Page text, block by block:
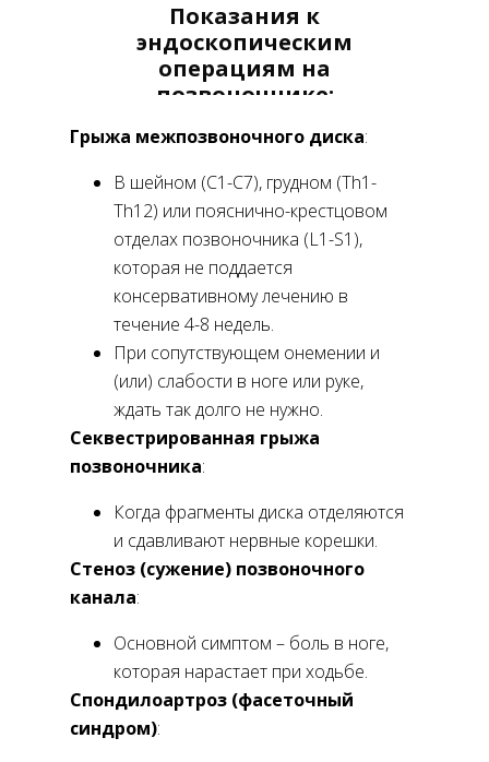
Показания к
эндоскопическим
операциям на
позвоночнике:
Грыжа межпозвоночного диска:
В шейном (С1-С7), грудном (Th1-
Th12) или пояснично-крестцовом
отделах позвоночника (L1-S1),
которая не поддается
консервативному лечению в
течение 4-8 недель.
При сопутствующем онемении и
(или) слабости в ноге или руке,
ждать так долго не нужно.
Секвестрированная грыжа
позвоночника:
Когда фрагменты диска отделяются
и сдавливают нервные корешки.
Стеноз (сужение) позвоночного
канала:
Основной симптом – боль в ноге,
которая нарастает при ходьбе.
Спондилоартроз (фасеточный
синдром):